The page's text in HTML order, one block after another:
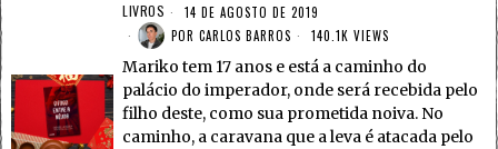
LIVROS
14 DE AGOSTO DE 2019
POR CARLOS BARROS 140.1K VIEWS
Mariko tem 17 anos e está a caminho do
palácio do imperador, onde será recebida pelo
filho deste, como sua prometida noiva. No
caminho, a caravana que a leva é atacada pelo